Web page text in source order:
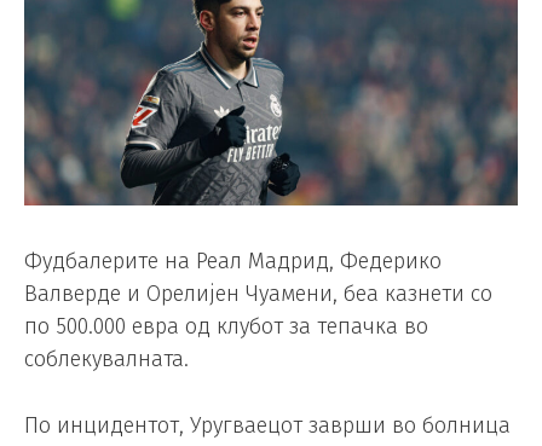
Фудбалерите на Реал Мадрид, Федерико
Валверде и Орелијен Чуамени, беа казнети со
по 500.000 евра од клубот за тепачка во
соблекувалната.
По инцидентот, Уругваецот заврши во болница